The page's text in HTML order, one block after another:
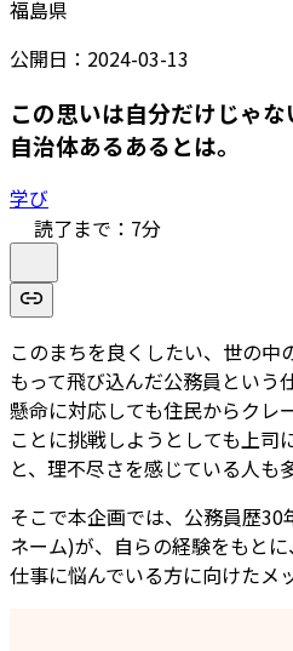
福島県
公開日： 2024-03-13
この思いは自分だけじゃ
自治体あるあるとは。
学び
読了まで： 7分
このまちを良くしたい、世の中
もって飛び込んだ公務員という
懸命に対応しても住民からクレ
ことに挑戦しようとしても上司
と、理不尽さを感じている人も
そこで本企画では、公務員歴
ネーム)が、自らの経験をもと
仕事に悩んでいる方に向けたメ